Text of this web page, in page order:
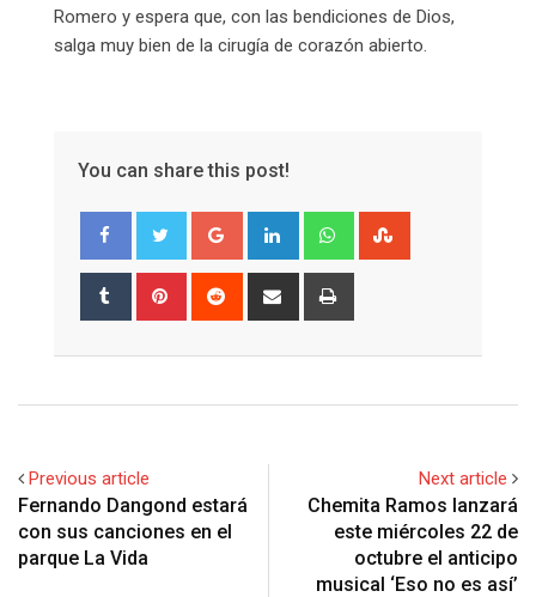
Romero y espera que, con las bendiciones de Dios,
salga muy bien de la cirugía de corazón abierto.
You can share this post!
Google+ LinkedIn Whatsapp
Tumblr Pinterest Reddit
Share
Previous article
Fernando Dangond estará
con sus canciones en el
parque La Vida
Next article
Chemita Ramos lanzará
este miércoles 22 de
octubre el anticipo
musical ‘Eso no es así’